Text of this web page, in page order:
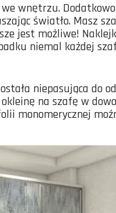
wnętrzu.
światło. Masz
jest możliwe!
niemal każdej
niepasująca do
na szafę w
monomerycznej